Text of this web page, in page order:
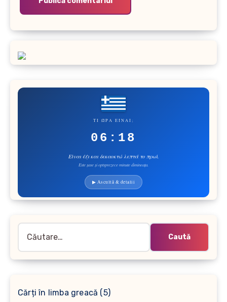
ΤΙ ΏΡΑ ΕΊΝΑΙ;
06:18
Είναι έξι και δεκαοκτώ λεπτά το πρωί.
Este șase și optsprezece minute dimineața.
▶ Ascultă & detalii
după:
Cărți în limba greacă 55